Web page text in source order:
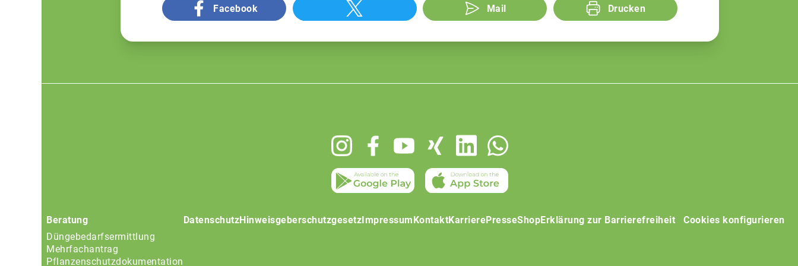
Facebook Mail Drucken
Beratung
Düngebedarfsermittlung
Mehrfachantrag
Pflanzenschutzdokumentation
DatenschutzHinweisgeberschutzgesetz Impressum KontaktKarrierePresseShopErklärung zur Barrierefreiheit Cookies konfigurieren